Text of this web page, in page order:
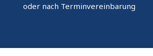
oder nach Terminvereinbarung